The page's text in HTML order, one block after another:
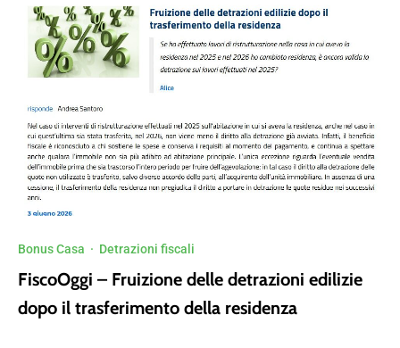
Bonus Casa · Detrazioni fiscali
FiscoOggi – Fruizione delle detrazioni edilizie
dopo il trasferimento della residenza